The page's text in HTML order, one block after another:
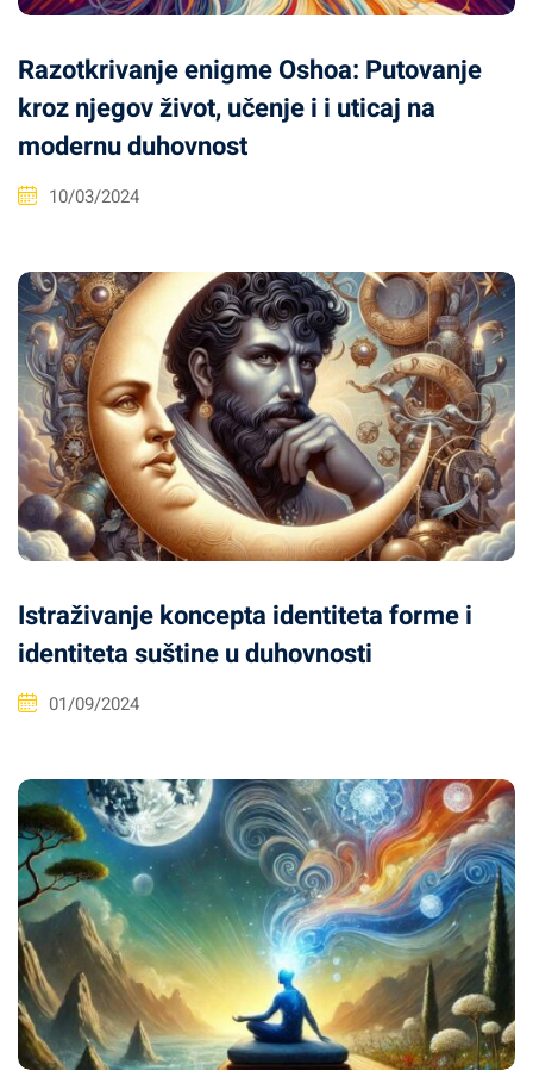
Razotkrivanje enigme Oshoa: Putovanje
kroz njegov život, učenje i i uticaj na
modernu duhovnost
10/03/2024
Istraživanje koncepta identiteta forme i
identiteta suštine u duhovnosti
01/09/2024